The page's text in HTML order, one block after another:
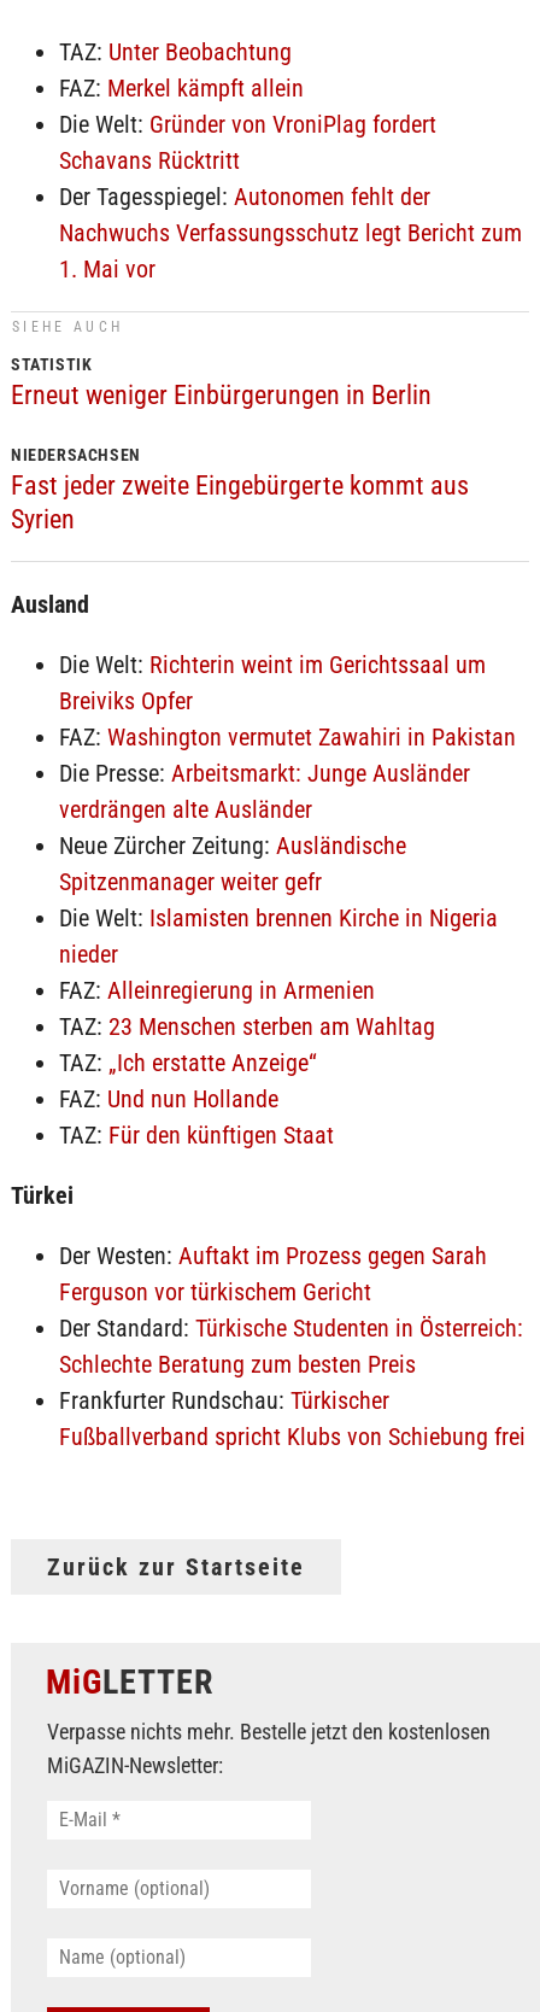
TAZ: Unter Beobachtung
FAZ: Merkel kämpft allein
Die Welt: Gründer von VroniPlag fordert
Schavans Rücktritt
Der Tagesspiegel: Autonomen fehlt der
Nachwuchs Verfassungsschutz legt Bericht zum
1. Mai vor
SIEHE AUCH
STATISTIK
Erneut weniger Einbürgerungen in Berlin
NIEDERSACHSEN
Fast jeder zweite Eingebürgerte kommt aus
Syrien
Ausland
Die Welt: Richterin weint im Gerichtssaal um
Breiviks Opfer
FAZ: Washington vermutet Zawahiri in Pakistan
Die Presse: Arbeitsmarkt: Junge Ausländer
verdrängen alte Ausländer
Neue Zürcher Zeitung: Ausländische
Spitzenmanager weiter gefr
Die Welt: Islamisten brennen Kirche in Nigeria
nieder
FAZ: Alleinregierung in Armenien
TAZ: 23 Menschen sterben am Wahltag
TAZ: „Ich erstatte Anzeige“
FAZ: Und nun Hollande
TAZ: Für den künftigen Staat
Türkei
Der Westen: Auftakt im Prozess gegen Sarah
Ferguson vor türkischem Gericht
Der Standard: Türkische Studenten in Österreich:
Schlechte Beratung zum besten Preis
Frankfurter Rundschau: Türkischer
Fußballverband spricht Klubs von Schiebung frei
Zurück zur Startseite
MiGLETTER
Verpasse nichts mehr. Bestelle jetzt den kostenlosen
MiGAZIN-Newsletter: